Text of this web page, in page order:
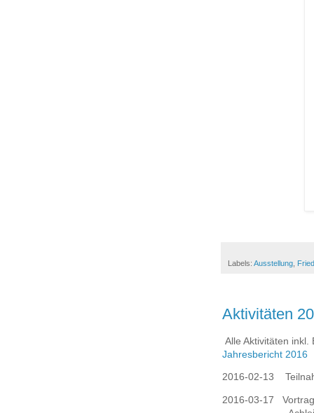
Labels: Ausstellung
Aktivitäten
Alle Aktivitäten inkl.
Jahresbericht 2016
2016-02-13
2016-03-17